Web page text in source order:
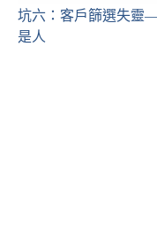
坑六：客戶篩選失靈
是人